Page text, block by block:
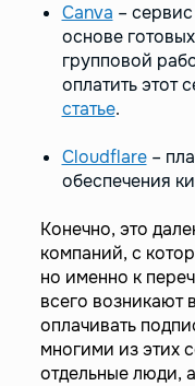
Canva –
основе
групповой
оплатить этот
статье.
Cloudflare–
обеспечения
Конечно, это
компаний, с
но именно к
всего возникают
оплачивать
многими из этих
отдельные люди,